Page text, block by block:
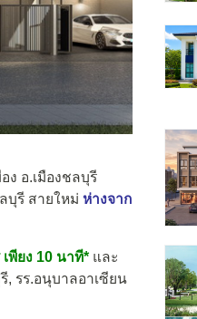
ง อ.เมืองชลบุรี
บุรี สายใหม่ ห่างจาก
พียง 10 นาที* และ
, รร.อนุบาลอาเซียน